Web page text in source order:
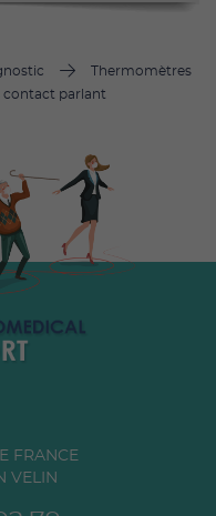
Thermomètres
contact parlant
FRANCE
VELIN